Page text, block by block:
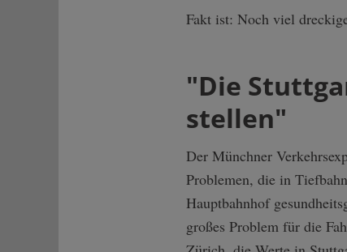
Fakt ist: Noch viel
"Die
stellen"
Der Münchner
Problemen, die in
Hauptbahnhof
großes Problem für die